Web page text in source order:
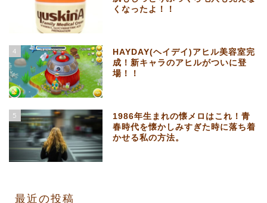
くなったよ！！
4
HAYDAY(ヘイデイ)アヒル美容室完
成！新キャラのアヒルがついに登
場！！
5
1986年生まれの懐メロはこれ！青
春時代を懐かしみすぎた時に落ち着
かせる私の方法。
最近の投稿